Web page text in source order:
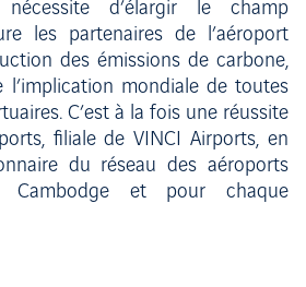
d’élargir le champ
les partenaires de l’aéroport
des émissions de carbone,
mondiale de toutes
C’est à la fois une réussite
filiale de VINCI Airports, en
du réseau des aéroports
Cambodge et pour chaque